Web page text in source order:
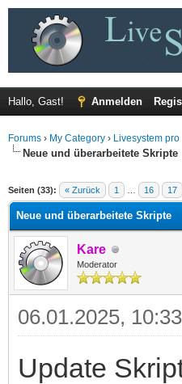
Hallo, Gast! Anmelden
Forums › My Category › Livesystem pro
Neue und überarbeitete Skripte
Seiten (33): « Zurück 1 16 17
Durchschnitt
Neue und überarbeitete Skripte
Kare
Moderator
06.01.2025, 10:33
Update